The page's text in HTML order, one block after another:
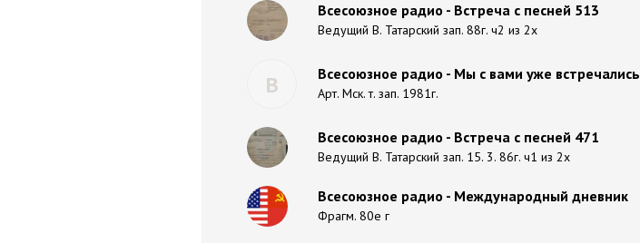
Всесоюзное радио - Встреча с песней 513
Ведущий В. Татарский зап. 88г. ч2 из 2х
В Всесоюзное радио - Мы с вами уже встречались
Арт. Мск. т. зап. 1981г.
Всесоюзное радио - Встреча с песней 471
Ведущий В. Татарский зап. 15. 3. 86г. ч1 из 2х
Всесоюзное радио - Международный дневник
Фрагм. 80е г